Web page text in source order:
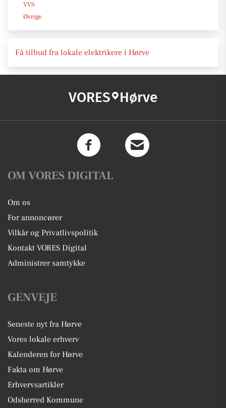
VVS
Øvrige
Få tilbud fra lokale elektrikere i Hørve
VORES Hørve
OM VORES DIGITAL
Om os
For annoncører
Vilkår og Privatlivspolitik
Kontakt VORES Digital
Administrer samtykke
GENVEJE
Seneste nyt fra Hørve
Vores lokale erhverv
Kalenderen for Hørve
Fakta om Hørve
Erhvervsartikler
Odsherred Kommune